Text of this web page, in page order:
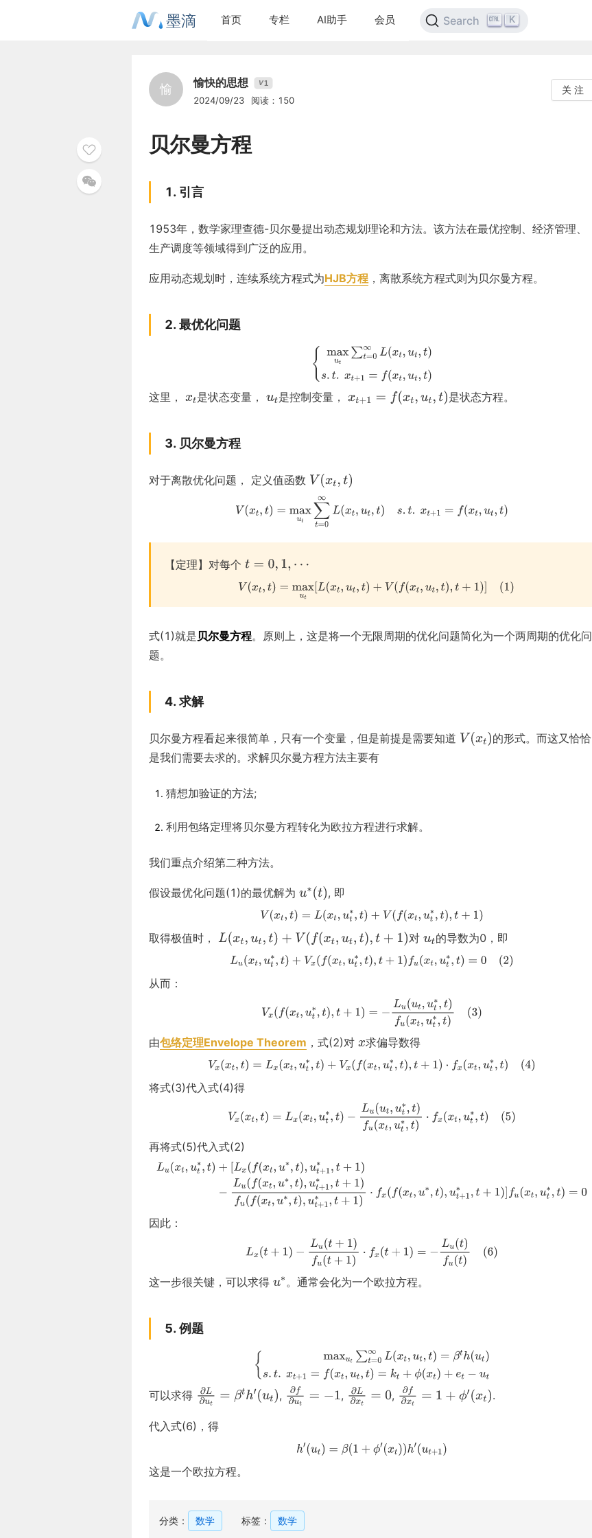
墨滴 首页 专栏 AI助手 会员 Search K
愉 愉快的思想 V1
2024/09/23 阅读：150
关 注
贝尔曼方程
1. 引言
1953年，数学家理查德-贝尔曼提出动态规划理论和方法。该方法在最优控制、经济管理、
生产调度等领域得到广泛的应用。
应用动态规划时，连续系统方程式为HJB方程 ，离散系统方程式则为贝尔曼方程。
2. 最优化问题
这里， 是状态变量， 是控制变量， 是状态方程。
3. 贝尔曼方程
对于离散优化问题， 定义值函数
【定理】对每个
式(1)就是贝尔曼方程。原则上，这是将一个无限周期的优化问题简化为一个两周期的优化问
题。
4. 求解
贝尔曼方程看起来很简单，只有一个变量，但是前提是需要知道
的形式。而这又恰恰
是我们需要去求的。求解贝尔曼方程方法主要有
猜想加验证的方法;
利用包络定理将贝尔曼方程转化为欧拉方程进行求解。
我们重点介绍第二种方法。
假设最优化问题(1)的最优解为 , 即
取得极值时， 对 的导数为0，即
从而：
由包络定理Envelope Theorem ，式(2)对 求偏导数得
将式(3)代入式(4)得
再将式(5)代入式(2)
因此：
这一步很关键，可以求得 。通常会化为一个欧拉方程。
5. 例题
可以求得 , , , .
代入式(6)，得
这是一个欧拉方程。
分类： 数学 标签： 数学